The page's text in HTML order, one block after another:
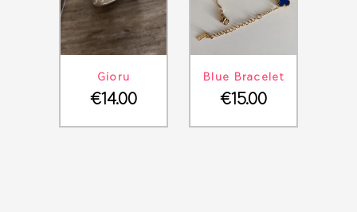
ΛΕΠΤΟΜΈΡΕΙΕΣ
Gioru
€14.00
ΛΕΠΤΟΜΈΡΕΙΕΣΣΤΟ ΚΑΛΆΘΙ
Blue Bracelet
€15.00